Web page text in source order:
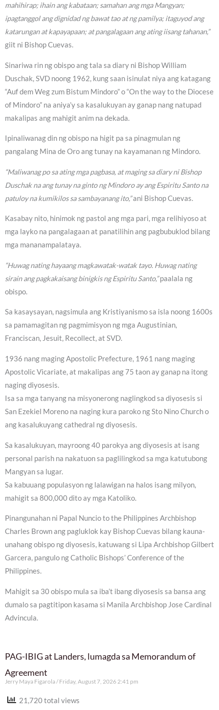
mahihirap; ihain ang kabataan; samahan ang mga Mangyan;
ipagtanggol ang dignidad ng bawat tao at ng pamilya; itaguyod ang
katarungan at kapayapaan; at pangalagaan ang ating iisang tahanan,”
giit ni Bishop Cuevas.
Sinariwa rin ng obispo ang tala sa diary ni Bishop William
Duschak, SVD noong 1962, kung saan isinulat niya ang katagang
“Auf dem Weg zum Bistum Mindoro” o “On the way to the Diocese
of Mindoro” na aniya’y sa kasalukuyan ay ganap nang natupad
makalipas ang mahigit anim na dekada.
Ipinaliwanag din ng obispo na higit pa sa pinagmulan ng
pangalang Mina de Oro ang tunay na kayamanan ng Mindoro.
“Maliwanag po sa ating mga pagbasa, at maging sa diary ni Bishop
Duschak na ang tunay na ginto ng Mindoro ay ang Espiritu Santo na
patuloy na kumikilos sa sambayanang ito,”ani Bishop Cuevas.
Kasabay nito, hinimok ng pastol ang mga pari, mga relihiyoso at
mga layko na pangalagaan at panatilihin ang pagbubuklod bilang
mga mananampalataya.
“Huwag nating hayaang magkawatak-watak tayo. Huwag nating
sirain ang pagkakaisang binigkis ng Espiritu Santo,”paalala ng
obispo.
Sa kasaysayan, nagsimula ang Kristiyanismo sa isla noong 1600s
sa pamamagitan ng pagmimisyon ng mga Augustinian,
Franciscan, Jesuit, Recollect, at SVD.
1936 nang maging Apostolic Prefecture, 1961 nang maging
Apostolic Vicariate, at makalipas ang 75 taon ay ganap na itong
naging diyosesis.
Isa sa mga tanyang na misyonerong naglingkod sa diyosesis si
San Ezekiel Moreno na naging kura paroko ng Sto Nino Church o
ang kasalukuyang cathedral ng diyosesis.
Sa kasalukuyan, mayroong 40 parokya ang diyosesis at isang
personal parish na nakatuon sa paglilingkod sa mga katutubong
Mangyan sa lugar.
Sa kabuuang populasyon ng lalawigan na halos isang milyon,
mahigit sa 800,000 dito ay mga Katoliko.
Pinangunahan ni Papal Nuncio to the Philippines Archbishop
Charles Brown ang pagluklok kay Bishop Cuevas bilang kauna-
unahang obispo ng diyosesis, katuwang si Lipa Archbishop Gilbert
Garcera, pangulo ng Catholic Bishops’ Conference of the
Philippines.
Mahigit sa 30 obispo mula sa iba’t ibang diyosesis sa bansa ang
dumalo sa pagtitipon kasama si Manila Archbishop Jose Cardinal
Advincula.
PAG-IBIG at Landers, lumagda sa Memorandum of
Agreement
Jerry Maya Figarola Friday, August 7, 2026 2:41 pm
21,720 total views